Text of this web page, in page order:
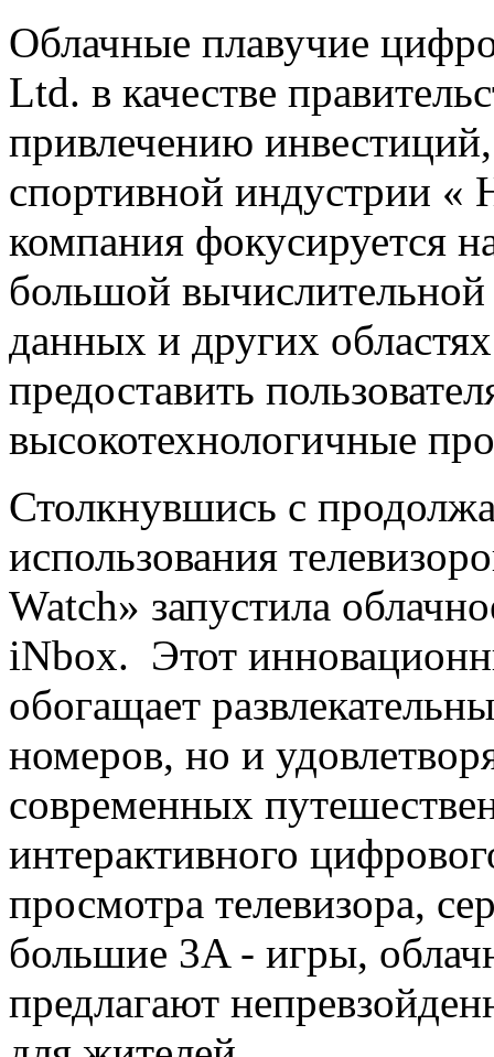
Облачные плавучие
Ltd. в качестве
привлечению
спортивной индустрии «
компания фокусируется
большой
данных и других
предоставить
высокотехнологичные
Столкнувшись с
использования
Watch» запустила
iNbox. Этот
обогащает
номеров, но и
современных
интерактивного
просмотра телевизора,
большие 3A - игры,
предлагают